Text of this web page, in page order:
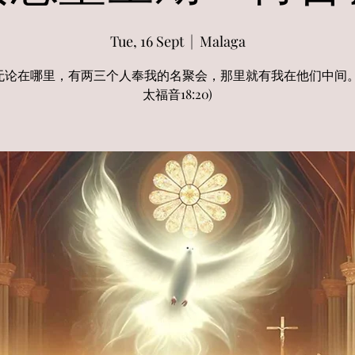
Tue, 16 Sept
  |
Malaga
论在哪里，有两三个人奉我的名聚会，那里就有我在他们中间
太福音18:20)